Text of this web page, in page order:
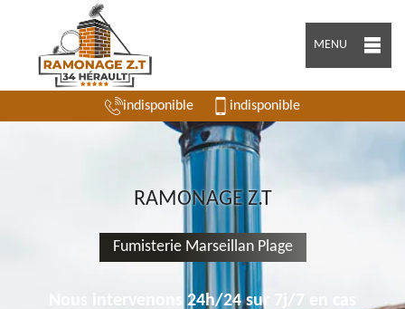
MENU
indisponible indisponible
RAMONAGE Z.T
Fumisterie Marseillan Plage
Nous intervenons 24h/24 sur 7j/7 en cas